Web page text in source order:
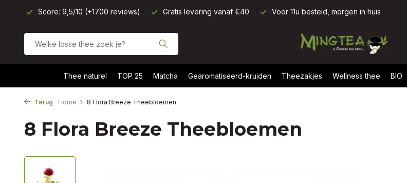
Score: 9,5/10 (+1700 reviews) Gratis levering vanaf €40 Voor 11u besteld, morgen in huis
Thee naturel TOP 25 Matcha Gearomatiseerd-kruiden Theezakjes Wellness thee BIO
Terug Home 8 Flora Breeze Theebloemen
8 Flora Breeze Theebloemen